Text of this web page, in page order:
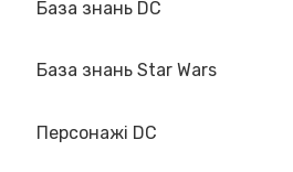
База знань DC
База знань Star Wars
Персонажі DC